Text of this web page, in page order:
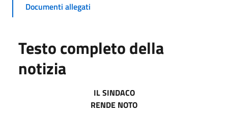
Documenti allegati
Testo completo della
notizia
IL SINDACO
RENDE NOTO